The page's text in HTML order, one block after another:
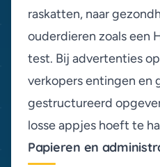
raskatten, naar
ouderdieren zoals een
test. Bij advertenties
verkopers entingen en
gestructureerd
losse appjes hoeft te
Papieren en